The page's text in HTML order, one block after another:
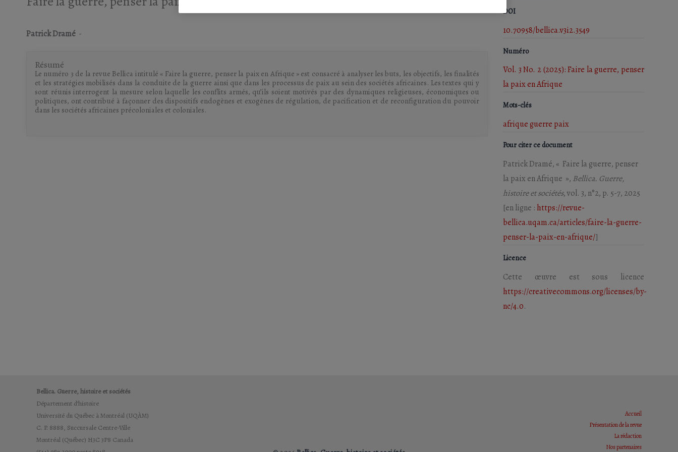
Patrick Dramé -
Résumé
Le numéro 3 de la revue Bellica intitulé « Faire la guerre, penser la paix en Afrique » est consacré à analyser les buts, les objectifs, les finalités
et les stratégies mobilisés dans la conduite de la guerre ainsi que dans les processus de paix au sein des sociétés africaines. Les textes qui y
sont réunis interrogent la mesure selon laquelle les conflits armés, qu’ils soient motivés par des dynamiques religieuses, économiques ou
politiques, ont contribué à façonner des dispositifs endogènes et exogènes de régulation, de pacification et de reconfiguration du pouvoir
dans les sociétés africaines précoloniales et coloniales.
DOI
10.70958/bellica.v3i2.3549
Numéro
Vol. 3 No. 2 (2025): Faire la guerre, penser
la paix en Afrique
Mots-clés
afriqueguerre paix
Pour citer ce document
Patrick Dramé, « Faire la guerre, penser
la paix en Afrique », Bellica. Guerre,
histoire et sociétés, vol. 3, n°2, p. 5-7, 2025
[en ligne : https://revue-
bellica.uqam.ca/articles/faire-la-guerre-
penser-la-paix-en-afrique/]
Licence
Cette œuvre est sous licence
https://creativecommons.org/licenses/by-
nc/4.0.
Bellica. Guerre, histoire et sociétés
Département d’histoire
Université du Québec à Montréal (UQÀM)
C. P. 8888, Succursale Centre-Ville
Montréal (Québec) H3C 3P8 Canada
Accueil
Présentation de la revue
La rédaction
Nos partenaires